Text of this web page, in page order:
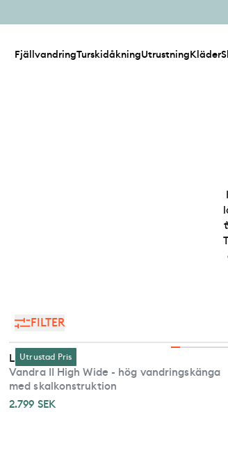
FjällvandringTurskidåkningUtrustningKläder
FILTER
Utrustad Pris
Lundhags
Vandra II High Wide - hög vandringskänga
med skalkonstruktion
2.799 SEK